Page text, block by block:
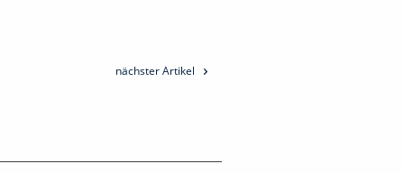
nächster Artikel